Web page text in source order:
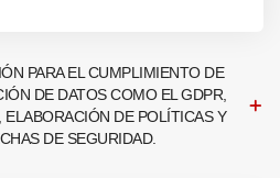
PARA EL CUMPLIMIENTO DE
DE DATOS COMO EL GDPR,
DE POLÍTICAS Y
DE SEGURIDAD.